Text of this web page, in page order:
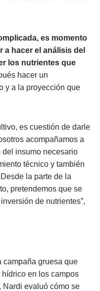
es momento
a hacer el análisis del
los nutrientes que
hacer un
y a la proyección que
es cuestión de darle
acompañamos a
insumo necesario
técnico y también
la parte de la
pretendemos que se
de nutrientes”,
campaña gruesa que
en los campos
Nardi evaluó cómo se